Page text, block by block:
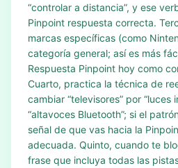
“controlar a distancia”, y ese
Pinpoint respuesta correcta.
marcas específicas (como
categoría general; así es más
Respuesta Pinpoint hoy como
Cuarto, practica la técnica de
cambiar “televisores” por “luces
“altavoces Bluetooth”; si el
señal de que vas hacia la
adecuada. Quinto, cuando te
frase que incluya todas las